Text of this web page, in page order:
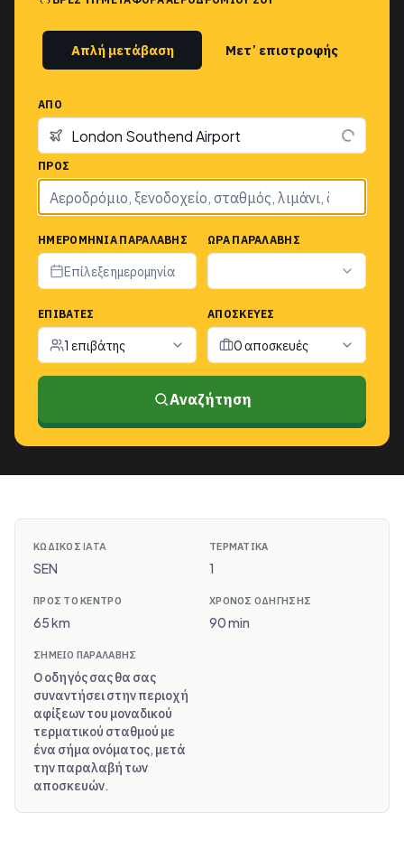
Απλή μετάβαση Μετ’ επιστροφής
ΑΠΌ
ΠΡΟΣ
ΗΜΕΡΟΜΗΝΊΑ ΠΑΡΑΛΑΒΉΣ
Επίλεξε ημερομηνία
ΏΡΑ ΠΑΡΑΛΑΒΉΣ
ΕΠΙΒΆΤΕΣ
1 επιβάτης
ΑΠΟΣΚΕΥΈΣ
0 αποσκευές
Αναζήτηση
ΚΩΔΙΚΌΣ IATA
SEN
ΤΕΡΜΑΤΙΚΆ
1
ΠΡΟΣ ΤΟ ΚΈΝΤΡΟ
65 km
ΧΡΌΝΟΣ ΟΔΉΓΗΣΗΣ
90 min
ΣΗΜΕΊΟ ΠΑΡΑΛΑΒΉΣ
Ο οδηγός σας θα σας
συναντήσει στην περιοχή
αφίξεων του μοναδικού
τερματικού σταθμού με
ένα σήμα ονόματος, μετά
την παραλαβή των
αποσκευών.